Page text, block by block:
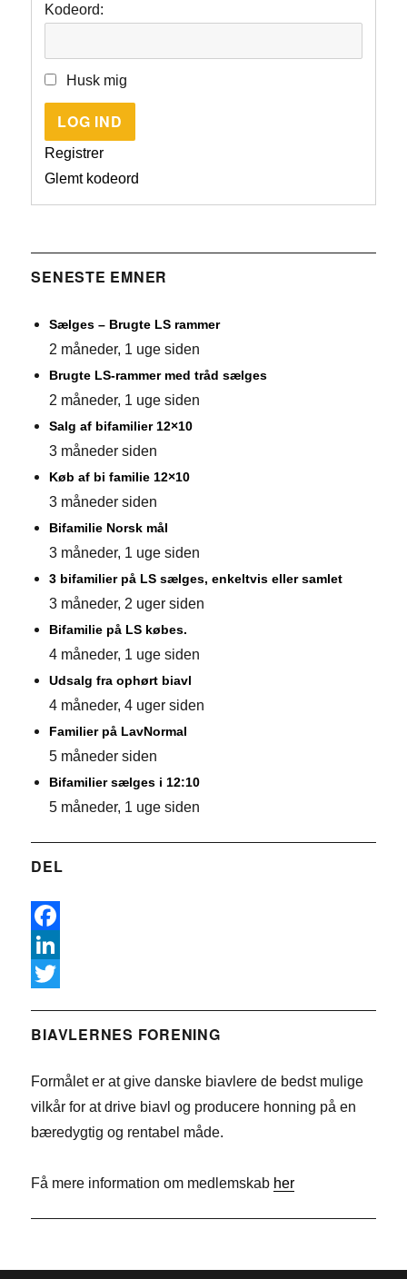
Kodeord:
Husk mig
LOG IND
Registrer
Glemt kodeord
SENESTE EMNER
Sælges – Brugte LS rammer
2 måneder, 1 uge siden
Brugte LS-rammer med tråd sælges
2 måneder, 1 uge siden
Salg af bifamilier 12×10
3 måneder siden
Køb af bi familie 12×10
3 måneder siden
Bifamilie Norsk mål
3 måneder, 1 uge siden
3 bifamilier på LS sælges, enkeltvis eller samlet
3 måneder, 2 uger siden
Bifamilie på LS købes.
4 måneder, 1 uge siden
Udsalg fra ophørt biavl
4 måneder, 4 uger siden
Familier på LavNormal
5 måneder siden
Bifamilier sælges i 12:10
5 måneder, 1 uge siden
DEL
F
a
e
o
L
n
e
n
w
t
r
BIAVLERNES FORENING
Formålet er at give danske biavlere de bedst mulige
vilkår for at drive biavl og producere honning på en
bæredygtig og rentabel måde.
Få mere information om medlemskab her